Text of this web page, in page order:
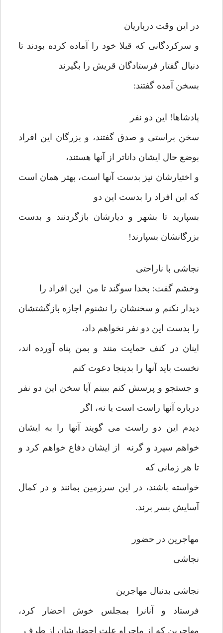
در این وقت درباریان
و سرکردگانی که قبلا خود را آماده کرده بودند تا
دنبال گفتار فرستادگان قریش را بگیرند
بسخن آمده گفتند:
پادشاها! این دو نفر
سخن براستی و صدق گفتند، و بزرگان این افراد
بوضع حال ایشان داناتر از آنها هستند،
و اختیارشان نیز بدست آنها است، بهتر همان است
که این افراد را بدست این دو
بسپارید تا بشهر و دیارشان بازگردنند و بدست
بزرگانشان بسپارند!
نجاشی با ناراحتی
وخشم گفت: بخدا سوگند تا من این افراد را
دیدار نکنم و سخنشان را نشنوم اجازه بازگشتشان
را بدست این دو نفر نخواهم داد،
اینان در کنف حمایت منند و بمن پناه آورده اند،
نخست باید آنها را بدینجا دعوت کنم
و جستجو و پرسش کنم ببینم آیا سخن این دو نفر
درباره آنها راست است یا نه، اگر
دیدم این دو راست می گویند آنها را به ایشان
خواهم سپرد و گرنه از ایشان دفاع خواهم کرد و
تا هر زمانی که
خواسته باشند، در این سرزمین بمانند و در کمال
آسایش بسر برند.
مهاجرین در حضور
نجاشی
نجاشی بدنبال مهاجرین
فرستاد و آنانرا بمجلس خوش احضار کرد،
مهاجرین که از ماجراو علت احضارشان از طرف